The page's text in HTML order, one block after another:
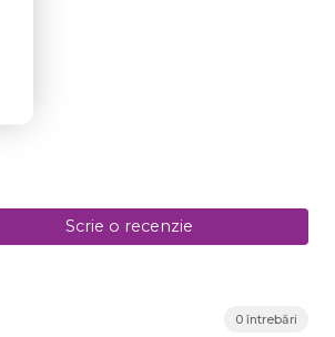
Scrie o recenzie
0 întrebări